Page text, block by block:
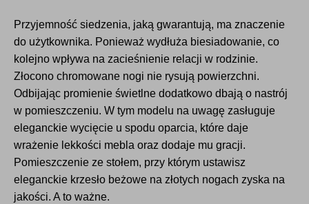
Przyjemność siedzenia, jaką gwarantują, ma znaczenie
do użytkownika. Ponieważ wydłuża biesiadowanie, co
kolejno wpływa na zacieśnienie relacji w rodzinie.
Złocono chromowane nogi nie rysują powierzchni.
Odbijając promienie świetlne dodatkowo dbają o nastrój
w pomieszczeniu. W tym modelu na uwagę zasługuje
eleganckie wycięcie u spodu oparcia, które daje
wrażenie lekkości mebla oraz dodaje mu gracji.
Pomieszczenie ze stołem, przy którym ustawisz
eleganckie krzesło beżowe na złotych nogach zyska na
jakości. A to ważne.